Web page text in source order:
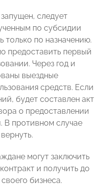
следует
по субсидии
только по назначению.
предоставить первый
Через год и
выездные
средств. Если
будет составлен акт
о предоставлении
В противном случае
могут заключить
и получить до
бизнеса.